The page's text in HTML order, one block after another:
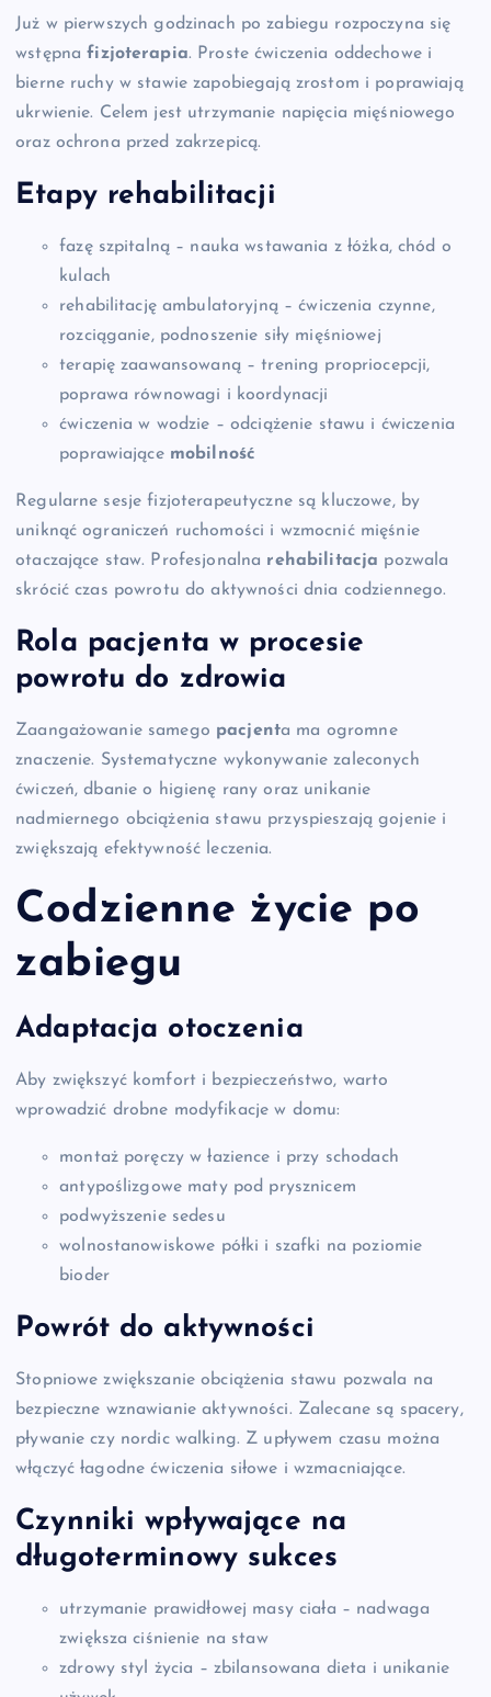
Już w pierwszych godzinach po zabiegu rozpoczyna się
wstępnafizjoterapia. Proste ćwiczenia oddechowe i
bierne ruchy w stawie zapobiegają zrostom i poprawiają
ukrwienie. Celem jest utrzymanie napięcia mięśniowego
oraz ochrona przed zakrzepicą.
Etapy rehabilitacji
fazę szpitalną – nauka wstawania z łóżka, chód o
kulach
rehabilitację ambulatoryjną – ćwiczenia czynne,
rozciąganie, podnoszenie siły mięśniowej
terapię zaawansowaną – trening propriocepcji,
poprawa równowagi i koordynacji
ćwiczenia w wodzie – odciążenie stawu i ćwiczenia
poprawiające mobilność
Regularne sesje fizjoterapeutyczne są kluczowe, by
uniknąć ograniczeń ruchomości i wzmocnić mięśnie
otaczające staw. Profesjonalna rehabilitacja pozwala
skrócić czas powrotu do aktywności dnia codziennego.
Rola pacjenta w procesie
powrotu do zdrowia
Zaangażowanie samego pacjenta ma ogromne
znaczenie. Systematyczne wykonywanie zaleconych
ćwiczeń, dbanie o higienę rany oraz unikanie
nadmiernego obciążenia stawu przyspieszają gojenie i
zwiększają efektywność leczenia.
Codzienne życie po
zabiegu
Adaptacja otoczenia
Aby zwiększyć komfort i bezpieczeństwo, warto
wprowadzić drobne modyfikacje w domu:
montaż poręczy w łazience i przy schodach
antypoślizgowe maty pod prysznicem
podwyższenie sedesu
wolnostanowiskowe półki i szafki na poziomie
bioder
Powrót do aktywności
Stopniowe zwiększanie obciążenia stawu pozwala na
bezpieczne wznawianie aktywności. Zalecane są spacery,
pływanie czy nordic walking. Z upływem czasu można
włączyć łagodne ćwiczenia siłowe i wzmacniające.
Czynniki wpływające na
długoterminowy sukces
utrzymanie prawidłowej masy ciała – nadwaga
zwiększa ciśnienie na staw
zdrowy styl życia – zbilansowana dieta i unikanie